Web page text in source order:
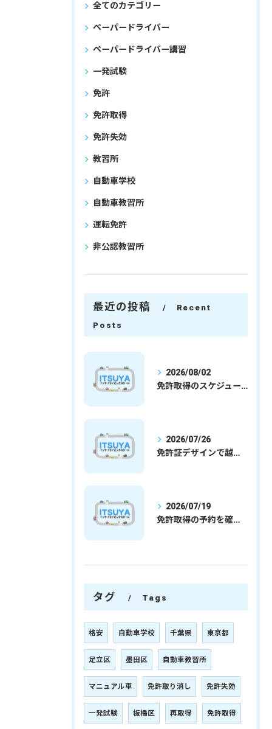
全てのカテゴリー
ペーパードライバー
ペーパードライバー講習
一発試験
免許
免許取得
免許失効
教習所
自動車学校
自動車教習所
運転免許
非公認教習所
最近の投稿
Recent
Posts
2026/08/02
免許取得のスケジュールを徹底解説学生社会人の通学合宿別プランで最短取得のコツ
2026/07/26
免許証デザインで越谷市愛を表現する埼玉県さいたま市越谷市の免許取得完全ガイド
2026/07/19
免許取得の予約を確実に取るための最新ガイドと一発試験合格の実践法
タグ Tags
格安 自動車学校 千葉県 東京都
足立区 墨田区 自動車教習所
マニュアル車 免許取り消し 免許失効
一発試験 板橋区 再取得 免許取得